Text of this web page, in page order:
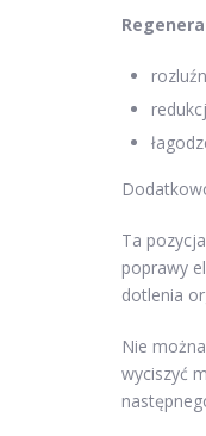
Ta
poprawy
dotlenia
Nie
wyciszyć